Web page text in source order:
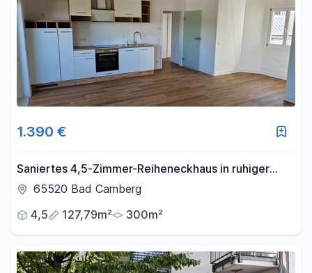
1.390 €
Saniertes 4,5-Zimmer-Reiheneckhaus in ruhiger
Hinterhauslage in der Altstadt
65520 Bad Camberg
4,5
127,79m² 300m²